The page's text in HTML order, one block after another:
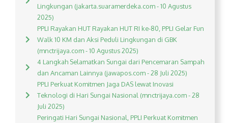
Lingkungan (jakarta.suaramerdeka.com - 10 Agustus
2025)
PPLI Rayakan HUT Rayakan HUT RI ke-80, PPLI Gelar Fun
Walk 10 KM dan Aksi Peduli Lingkungan di GBK
(mnctrijaya.com - 10 Agustus 2025)
4 Langkah Selamatkan Sungai dari Pencemaran Sampah
dan Ancaman Lainnya (jawapos.com - 28 Juli 2025)
PPLI Perkuat Komitmen Jaga DAS lewat Inovasi
Teknologi di Hari Sungai Nasional (mnctrijaya.com - 28
Juli 2025)
Peringati Hari Sungai Nasional, PPLI Perkuat Komitmen